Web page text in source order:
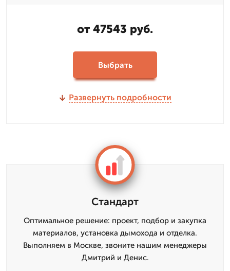
от 47543 руб.
Выбрать
Развернуть подробности
Стандарт
Оптимальное решение: проект, подбор и закупка
материалов, установка дымохода и отделка.
Выполняем в Москве, звоните нашим менеджеры
Дмитрий и Денис.